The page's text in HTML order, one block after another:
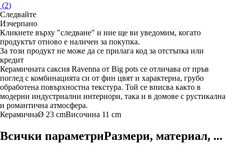
(2)
Следвайте
Изчерпанo
Кликнете върху "следване" и ние ще ви уведомим, когато
продуктът отново е наличен за покупка.
За този продукт не може да се прилага код за отстъпка или
кредит
Керамичната саксия Ravenna от Big pots се отличава от пръв
поглед с комбинацията си от фин цвят и характерна, грубо
обработена повърхностна текстура. Той се вписва както в
модерни индустриални интериори, така и в домове с рустикална
и романтична атмосфера.
КерамичнаØ 23 cmВисочина 11 cm
Всички параметриРазмери, материал, ...